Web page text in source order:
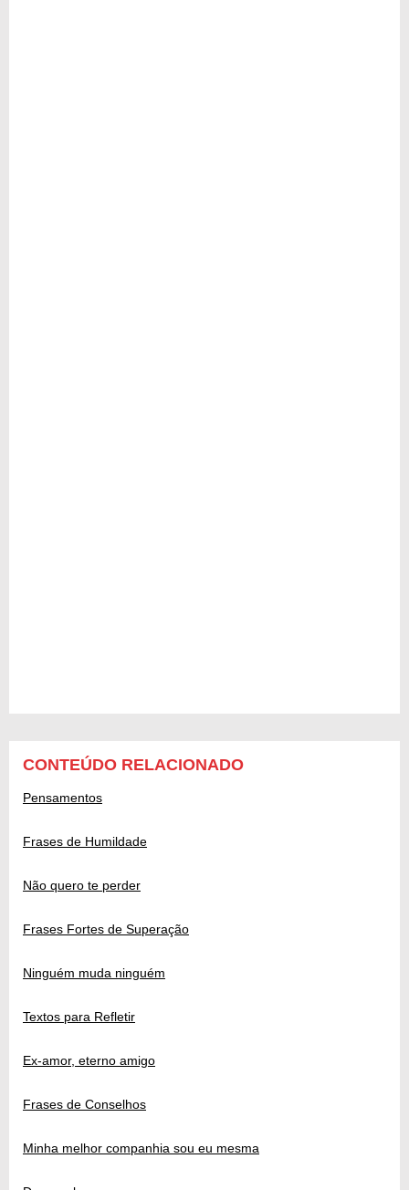
CONTEÚDO RELACIONADO
Pensamentos
Frases de Humildade
Não quero te perder
Frases Fortes de Superação
Ninguém muda ninguém
Textos para Refletir
Ex-amor, eterno amigo
Frases de Conselhos
Minha melhor companhia sou eu mesma